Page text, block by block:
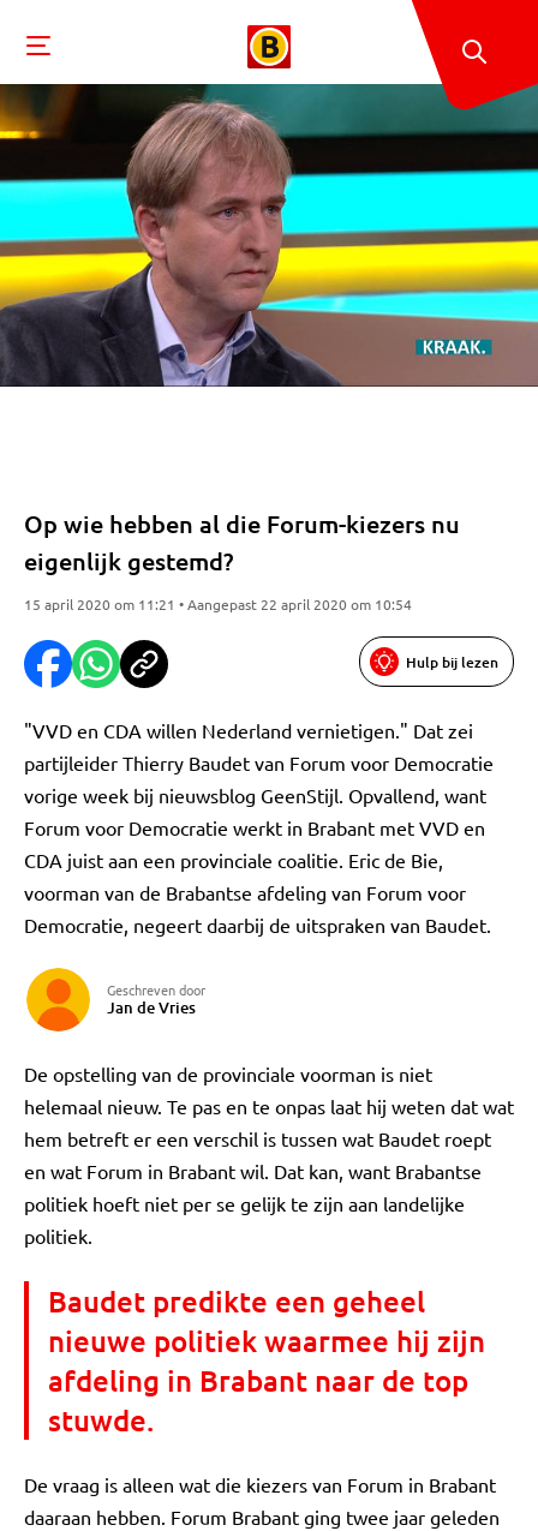
Op wie hebben al die Forum-kiezers nu
eigenlijk gestemd?
15 april 2020 om 11:21 • Aangepast 22 april 2020 om 10:54
Hulp bij lezen
"VVD en CDA willen Nederland vernietigen." Dat zei
partijleider Thierry Baudet van Forum voor Democratie
vorige week bij nieuwsblog GeenStijl. Opvallend, want
Forum voor Democratie werkt in Brabant met VVD en
CDA juist aan een provinciale coalitie. Eric de Bie,
voorman van de Brabantse afdeling van Forum voor
Democratie, negeert daarbij de uitspraken van Baudet.
Geschreven door
Jan de Vries
De opstelling van de provinciale voorman is niet
helemaal nieuw. Te pas en te onpas laat hij weten dat wat
hem betreft er een verschil is tussen wat Baudet roept
en wat Forum in Brabant wil. Dat kan, want Brabantse
politiek hoeft niet per se gelijk te zijn aan landelijke
politiek.
Baudet predikte een geheel
nieuwe politiek waarmee hij zijn
afdeling in Brabant naar de top
stuwde.
De vraag is alleen wat die kiezers van Forum in Brabant
daaraan hebben. Forum Brabant ging twee jaar geleden